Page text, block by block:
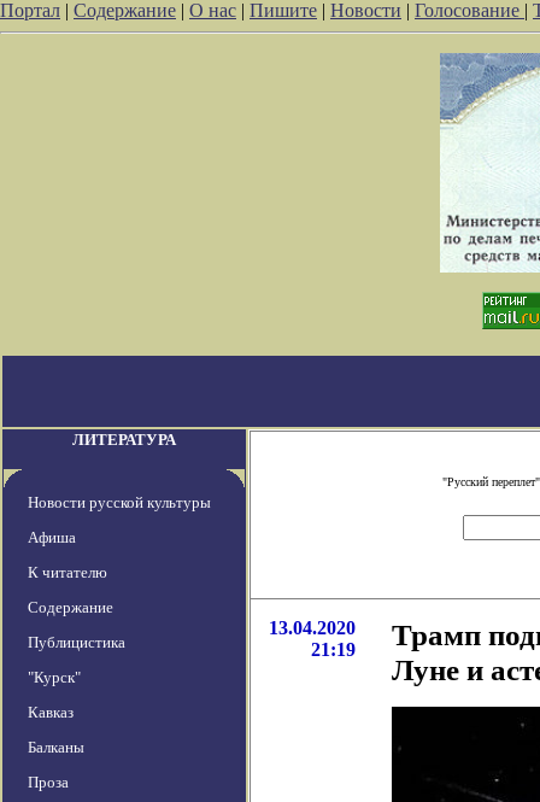
Портал | Содержание | О нас | Пишите | Новости | Голосование |
ЛИТЕРАТУРА
Новости русской культуры
Афиша
К читателю
Содержание
Публицистика
"Курск"
Кавказ
Балканы
Проза
"Русский
13.04.2020
21:19
Трамп
Луне и